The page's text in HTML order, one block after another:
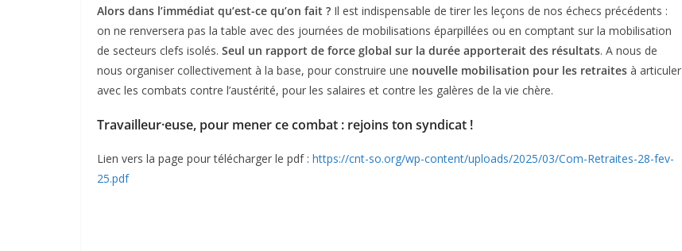
Alors dans l’immédiat qu’est-ce qu’on fait ? Il est indispensable de tirer les leçons de nos échecs précédents :
on ne renversera pas la table avec des journées de mobilisations éparpillées ou en comptant sur la mobilisation
de secteurs clefs isolés. Seul un rapport de force global sur la durée apporterait des résultats. A nous de
nous organiser collectivement à la base, pour construire une nouvelle mobilisation pour les retraites à articuler
avec les combats contre l’austérité, pour les salaires et contre les galères de la vie chère.
Travailleur·euse, pour mener ce combat : rejoins ton syndicat !
Lien vers la page pour télécharger le pdf : https://cnt-so.org/wp-content/uploads/2025/03/Com-Retraites-28-fev-
25.pdf